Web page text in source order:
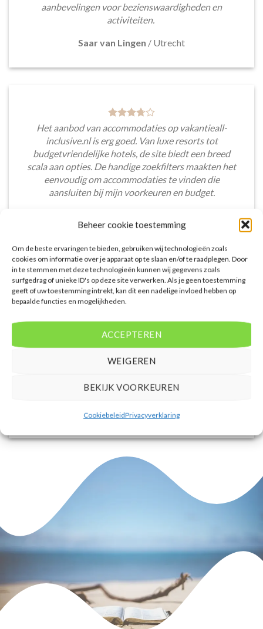
Beheer cookie toestemming
Om de beste ervaringen te bieden, gebruiken wij technologieën zoals
cookies om informatie over je apparaat op te slaan en/of te raadplegen. Door
in te stemmen met deze technologieën kunnen wij gegevens zoals
surfgedrag of unieke ID's op deze site verwerken. Als je geen toestemming
geeft of uw toestemming intrekt, kan dit een nadelige invloed hebben op
bepaalde functies en mogelijkheden.
ACCEPTEREN
WEIGEREN
BEKIJK VOORKEUREN
CookiebeleidPrivacyverklaring
aanbevelingen voor bezienswaardigheden en
activiteiten.
Saar van Lingen / Utrecht
Het aanbod van accommodaties op vakantieall-
inclusive.nl is erg goed. Van luxe resorts tot
budgetvriendelijke hotels, de site biedt een breed
scala aan opties. De handige zoekfilters maakten het
eenvoudig om accommodaties te vinden die
aansluiten bij mijn voorkeuren en budget.
De aangeboden pakketreizen op de website zijn
gezinsvriendelijke vakanties. De pakketten
omvatten accommodatie, vluchten en transfer.
Daarnaast ben ik verrast door de rijke inhoud en
heeft.
Femke van Rees/Rotterdam